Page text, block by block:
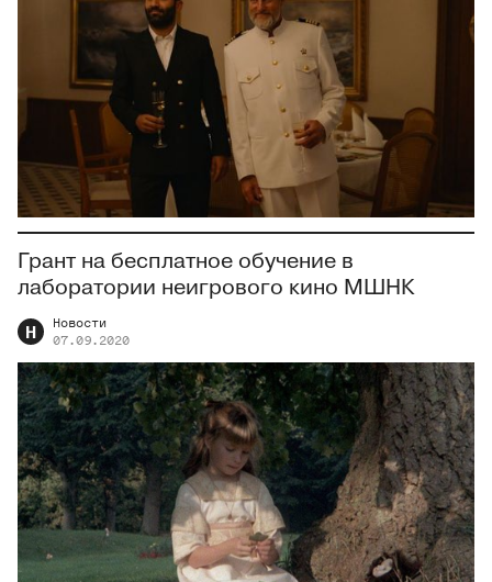
Грант на бесплатное обучение в
лаборатории неигрового кино МШНК
Н
Новости
07.09.2020